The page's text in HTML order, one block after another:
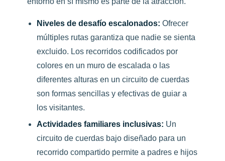
Niveles de desafío escalonados: Ofrecer
múltiples rutas garantiza que nadie se sienta
excluido. Los recorridos codificados por
colores en un muro de escalada o las
diferentes alturas en un circuito de cuerdas
son formas sencillas y efectivas de guiar a
los visitantes.
Actividades familiares inclusivas: Un
circuito de cuerdas bajo diseñado para un
recorrido compartido permite a padres e hijos